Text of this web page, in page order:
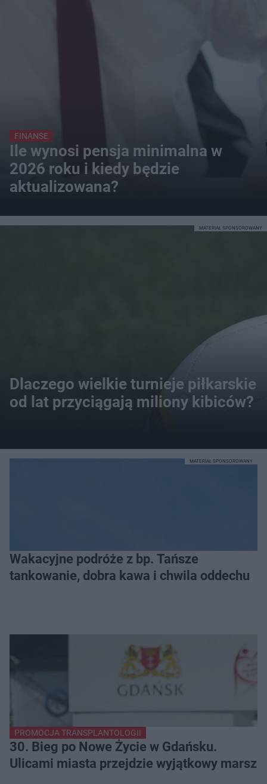
FINANSE
Ile wynosi pensja minimalna w
2026 roku i kiedy będzie
aktualizowana?
Dlaczego wielkie turnieje piłkarskie
od lat przyciągają miliony kibiców?
MATERIAŁ SPONSOROWANY
Wakacyjne podróże z bp. Tańsze
tankowanie, dobra kawa i chwila oddechu
MATERIAŁ SPONSOROWANY
PROMOCJA TRANSPLANTOLOGII
30. Bieg po Nowe Życie w Gdańsku.
Ulicami miasta przejdzie wyjątkowy marsz